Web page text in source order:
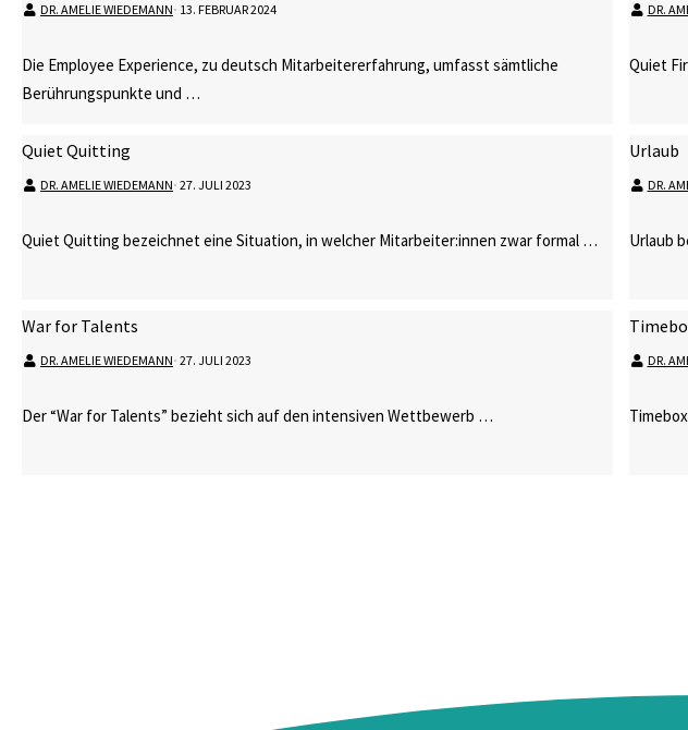
DR. AMELIE WIEDEMANN⋅ 13. FEBRUAR 2024
Die Employee Experience, zu deutsch Mitarbeitererfahrung, umfasst sämtliche
Berührungspunkte und …
DR.
Quiet
Quiet Quitting
DR. AMELIE WIEDEMANN⋅ 27. JULI 2023
Quiet Quitting bezeichnet eine Situation, in welcher Mitarbeiter:innen zwar formal …
Urlaub
DR.
Urlaub
War for Talents
DR. AMELIE WIEDEMANN⋅ 27. JULI 2023
Der “War for Talents” bezieht sich auf den intensiven Wettbewerb …
DR.